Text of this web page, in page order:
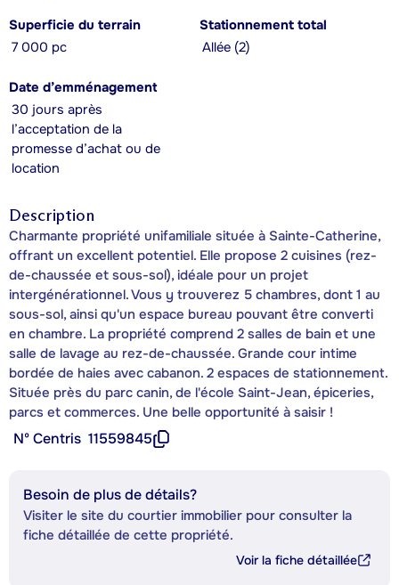
Superficie du terrain
7 000 pc
Stationnement total
Allée (2)
Date d’emménagement
30 jours après
l’acceptation de la
promesse d’achat ou de
location
Description
Charmante propriété unifamiliale située à Sainte-Catherine,
offrant un excellent potentiel. Elle propose 2 cuisines (rez-
de-chaussée et sous-sol), idéale pour un projet
intergénérationnel. Vous y trouverez 5 chambres, dont 1 au
sous-sol, ainsi qu'un espace bureau pouvant être converti
en chambre. La propriété comprend 2 salles de bain et une
salle de lavage au rez-de-chaussée. Grande cour intime
bordée de haies avec cabanon. 2 espaces de stationnement.
Située près du parc canin, de l'école Saint-Jean, épiceries,
parcs et commerces. Une belle opportunité à saisir !
Nº Centris 11559845
Besoin de plus de détails?
Visiter le site du courtier immobilier pour consulter la
fiche détaillée de cette propriété.
Voir la fiche détaillée